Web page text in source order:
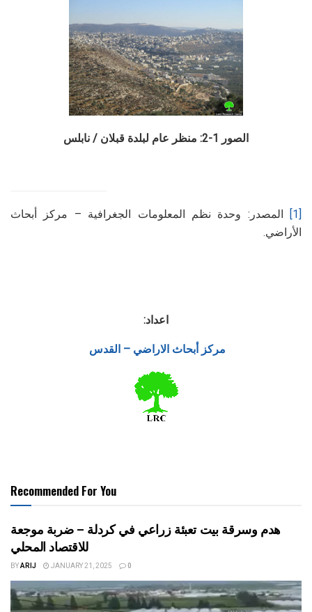
الصور 1-2: منظر عام لبلدة قبلان / نابلس
[1]
المصدر: وحدة نظم المعلومات الجغرافية – مركز أبحاث
الأراضي.
اعداد:
مركز أبحاث الاراضي – القدس
Recommended For You
هدم وسرقة بيت تعبئة زراعي في كردلة – ضربة موجعة
للاقتصاد المحلي
BYARIJ JANUARY 21, 2025 0